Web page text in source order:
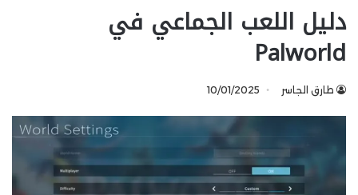
دليل اللعب الجماعي في
Palworld
طارق الجاسر 10/01/2025